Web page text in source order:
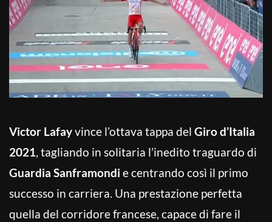
Victor Lafayvince l’ottava tappa del Giro d’Italia
2021, tagliando in solitaria l’inedito traguardo di
Guardia Sanframondi e centrando così il primo
successo in carriera. Una prestazione perfetta
quella del corridore francese, capace di fare il